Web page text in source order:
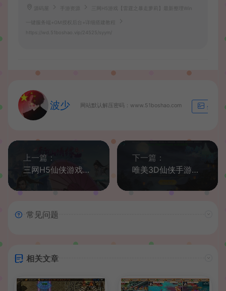
手游资源 三网H5游戏【雷霆之暴走萝莉】最新整理Win
一键服务端+GM授权后台+详细搭建教程
https://wd.51boshao.vip/24525/syym/
波少 网站默认解压密码：www.51boshao.com 生成海
上一篇：
三网H5仙侠游戏【苍穹剑诀之斩仙情缘】最新整理Win系一键即玩服务端+GM授权后台+详细搭建教程
下一篇：
唯美3D仙侠手游【御剑问情本地跨服版】最新整理Linux手工服务端+安卓苹果双端+GM授权后台+详细搭建教程
常见问题
相关文章